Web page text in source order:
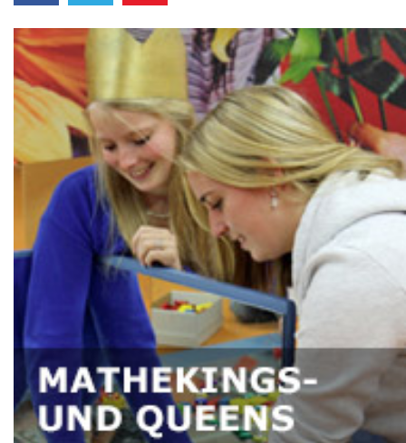
weiter zum/zur Erzieher/in im
Birkenhof Bildungszentrum
möglich.
Du verfügst für soziale oder
pädagogische Ausbildungen
über erste berufliche
Kompetenzen.
Du verbesserst deine
Bewerbungschancen für
Bildungsgänge und
Ausbildungen, die den
Realschulabschluss
voraussetzen.
Bewerbungsunterlagen
Anschreiben
Lebenslauf, Lichtbild und
Anmeldebogen
Kopien der Nachweise der
schulischen
Zugangsvoraussetzungen
Kopien der Nachweise über
eventuelle bisherige Bildungs-
und Berufsabschlüsse
Kopien von Nachweisen
eventueller einschlägiger
beruflicher Erfahrungen